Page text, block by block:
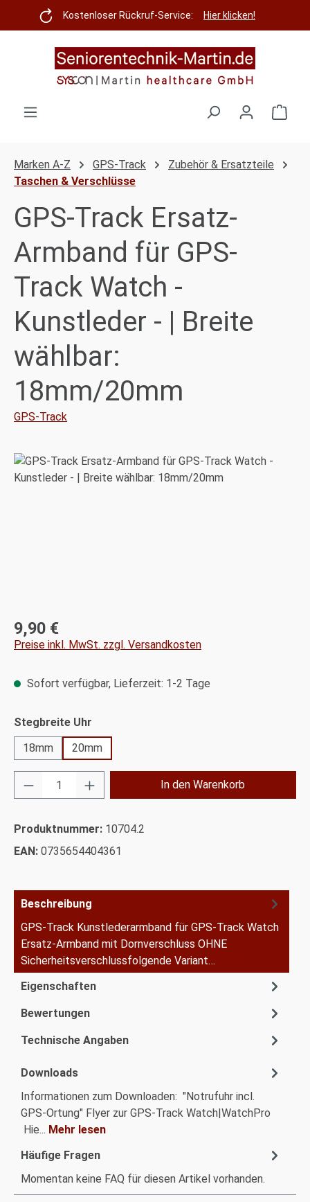
Zum Hauptinhalt springen
Kostenloser Rückruf-Service: Hier klicken!
Marken A-Z GPS-Track
Zubehör & Ersatzteile
Taschen & Verschlüsse
GPS-Track Ersatz-
Armband für GPS-
Track Watch -
Kunstleder - | Breite
wählbar:
18mm/20mm
GPS-Track
Bildergalerie überspringen
Regulärer Preis:
9,90 €
Preise inkl. MwSt. zzgl. Versandkosten
Sofort verfügbar, Lieferzeit: 1-2 Tage
Stegbreite Uhr
18mm
20mm
Produkt Anzahl: Gib den gewünschten
In den Warenkorb
Produktnummer: 10704.2
EAN: 0735654404361
Beschreibung
GPS-Track Kunstlederarmband für GPS-Track Watch
Ersatz-Armband mit Dornverschluss OHNE
Sicherheitsverschlussfolgende Variant…
Eigenschaften
Bewertungen
Technische Angaben
Downloads
Informationen zum Downloaden: "Notrufuhr incl.
GPS-Ortung" Flyer zur GPS-Track Watch|WatchPro
Hie... Mehr lesen
Häufige Fragen
Momentan keine FAQ für diesen Artikel vorhanden.